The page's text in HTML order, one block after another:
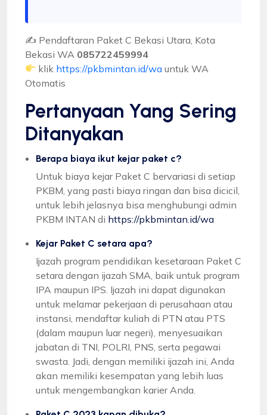
✍ Pendaftaran Paket C Bekasi Utara, Kota
Bekasi WA 085722459994
klik https://pkbmintan.id/wa untuk WA
Otomatis
Pertanyaan Yang Sering
Ditanyakan
Berapa biaya ikut kejar paket c?
Untuk biaya kejar Paket C bervariasi di setiap
PKBM, yang pasti biaya ringan dan bisa dicicil,
untuk lebih jelasnya bisa menghubungi admin
PKBM INTAN di https://pkbmintan.id/wa
Kejar Paket C setara apa?
Ijazah program pendidikan kesetaraan Paket C
setara dengan ijazah SMA, baik untuk program
IPA maupun IPS. Ijazah ini dapat digunakan
untuk melamar pekerjaan di perusahaan atau
instansi, mendaftar kuliah di PTN atau PTS
(dalam maupun luar negeri), menyesuaikan
jabatan di TNI, POLRI, PNS, serta pegawai
swasta. Jadi, dengan memiliki ijazah ini, Anda
akan memiliki kesempatan yang lebih luas
untuk mengembangkan karier Anda.